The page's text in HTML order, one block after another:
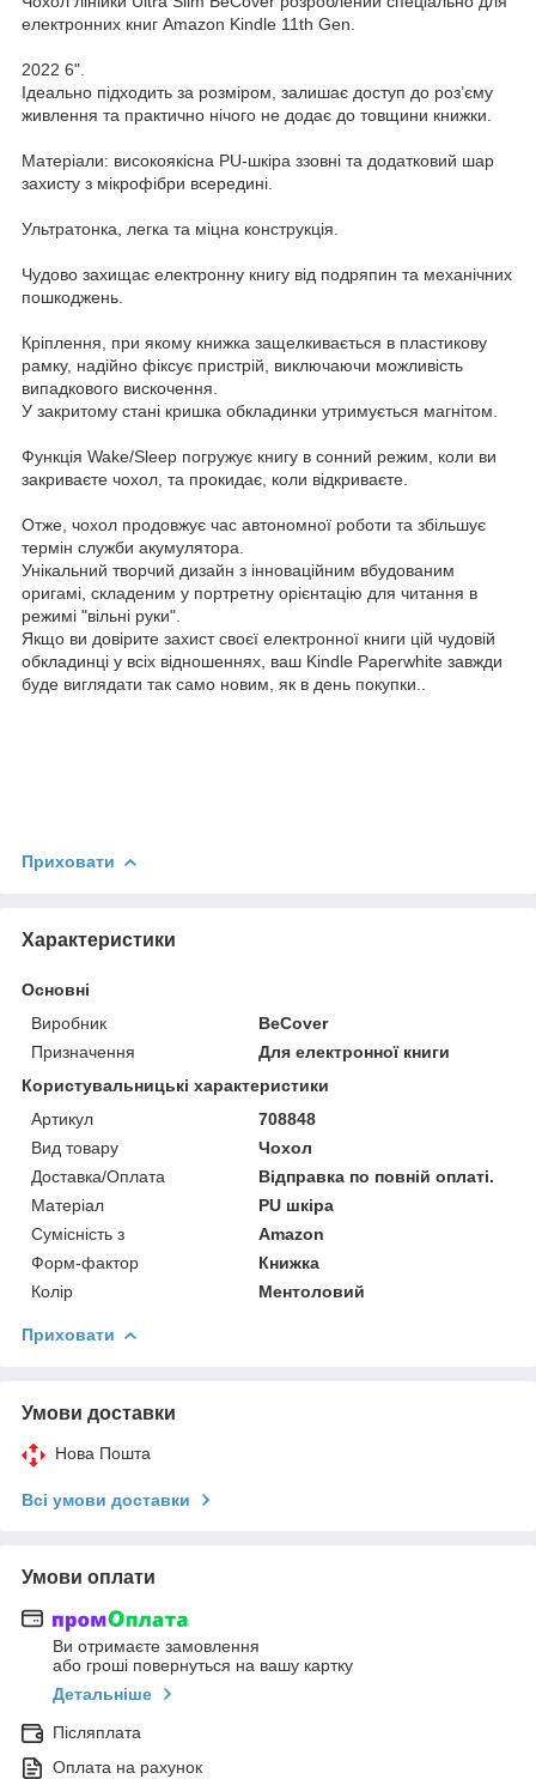
електронних книг Amazon Kindle 11th Gen.
2022 6".
Ідеально підходить за розміром, залишає доступ до роз’єму
живлення та практично нічого не додає до товщини книжки.
Матеріали: високоякісна PU-шкіра ззовні та додатковий шар
захисту з мікрофібри всередині.
Ультратонка, легка та міцна конструкція.
Чудово захищає електронну книгу від подряпин та механічних
пошкоджень.
Кріплення, при якому книжка защелкивається в пластикову
рамку, надійно фіксує пристрій, виключаючи можливість
випадкового вискочення.
У закритому стані кришка обкладинки утримується магнітом.
Функція Wake/Sleep погружує книгу в сонний режим, коли ви
закриваєте чохол, та прокидає, коли відкриваєте.
Отже, чохол продовжує час автономної роботи та збільшує
термін служби акумулятора.
Унікальний творчий дизайн з інноваційним вбудованим
оригамі, складеним у портретну орієнтацію для читання в
режимі "вільні руки".
Якщо ви довірите захист своєї електронної книги цій чудовій
обкладинці у всіх відношеннях, ваш Kindle Paperwhite завжди
буде виглядати так само новим, як в день покупки..
Приховати
Характеристики
Основні
Виробник
BeCover
Призначення
Для електронної книги
Користувальницькі характеристики
Артикул
708848
Вид товару
Чохол
Доставка/Оплата
Відправка по повній оплаті.
Матеріал
PU шкіра
Сумісність з
Amazon
Форм-фактор
Книжка
Колір
Ментоловий
Приховати
Умови доставки
Нова Пошта
Всі умови доставки
Умови оплати
Ви отримаєте замовлення
або гроші повернуться на вашу картку
Детальніше
Післяплата
Оплата на рахунок